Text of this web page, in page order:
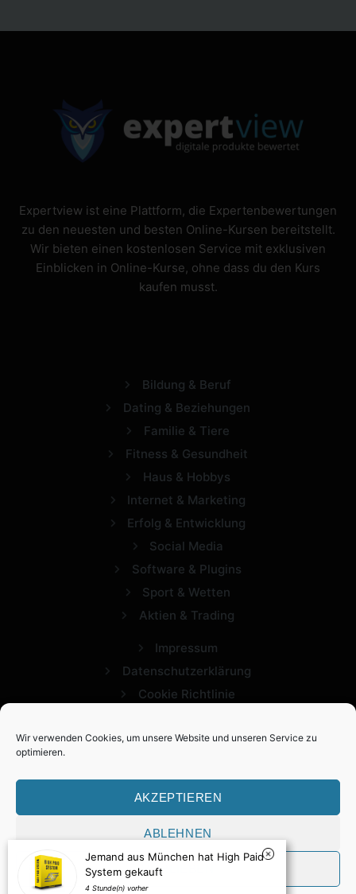
Wir verwenden Cookies, um unsere Website und unseren Service zu
optimieren.
AKZEPTIEREN
ABLEHNEN
VORLIEBEN
Expertview ist eine Plattform, die Expertenbewertungen
zu den neuesten und besten Online-Kursen bereitstellt.
Wir bieten einen kostenlosen Service mit exklusiven
Einblicken in Online-Kurse, ohne dass du den Kurs
kaufen musst.
Bildung & Beruf
Dating & Beziehungen
Familie & Tiere
Fitness & Gesundheit
Haus & Hobbys
Internet & Marketing
Erfolg & Entwicklung
Social Media
Software & Plugins
Sport & Wetten
Aktien & Trading
Impressum
Datenschutzerklärung
Cookie Richtlinie
2026 Expertview. Alle Rechte vorbehalten.
Jemand aus München hat High Paid
System gekauft
4 Stunde(n) vorher